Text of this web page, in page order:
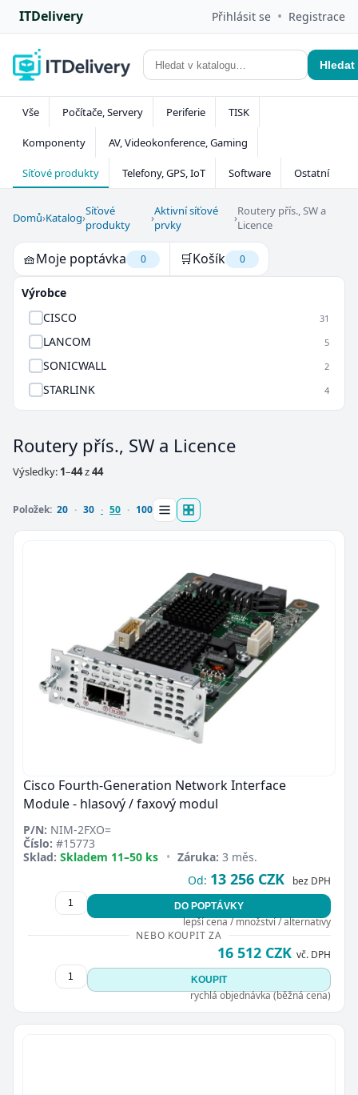
ITDelivery Přihlásit se • Registrace
Hledat
Vše Počítače, Servery Periferie TISK
Komponenty AV, Videokonference, Gaming
Síťové produkty Telefony, GPS, IoT Software Ostatní
Domů›Katalog›Síťové
produkty
›Aktivní síťové
prvky
›Routery přís., SW a
Licence
🧺Moje poptávka 0 🛒Košík 0
Výrobce
CISCO
31
LANCOM 5
SONICWALL 2
STARLINK 4
Routery přís., SW a Licence
Výsledky: 1–44z44
Položek: 20 30 50 100
Cisco Fourth-Generation Network Interface
Module - hlasový / faxový modul
P/N: NIM-2FXO=
Číslo: #15773
Sklad: Skladem 11–50 ks • Záruka: 3 měs.
Od: 13 256 CZK bez DPH
DO POPTÁVKY
lepší cena / množství / alternativy
NEBO KOUPIT ZA
16 512 CZK vč. DPH
KOUPIT
rychlá objednávka (běžná cena)